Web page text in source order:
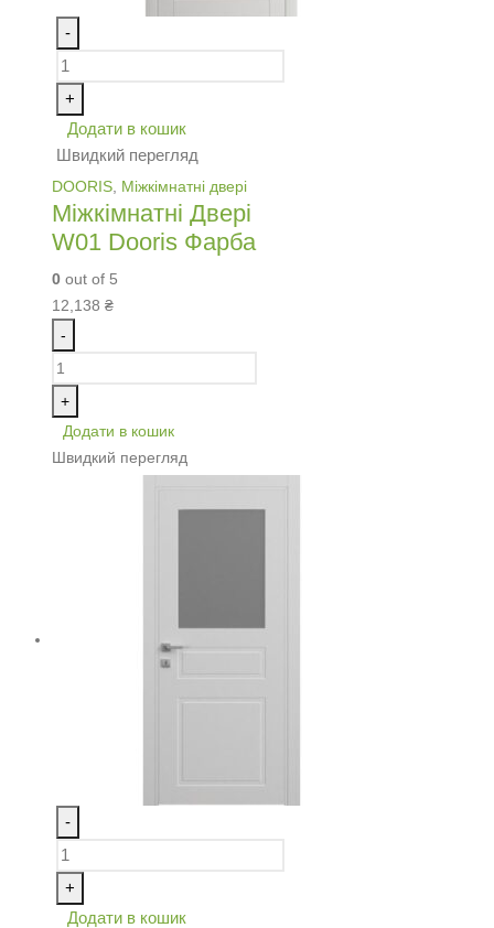
-
+
Додати в кошик
Швидкий перегляд
DOORIS Міжкімнатні двері
Міжкімнатні Двері
W01 Dooris Фарба
0 out of 5
12,138 ₴
-
+
Додати в кошик
Швидкий перегляд
-
+
Додати в кошик